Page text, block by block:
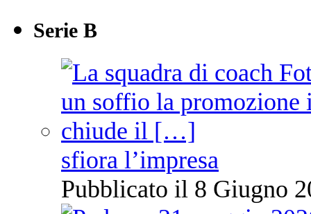
Serie B
sfiora l’impresa
Pubblicato il 8 Giugno